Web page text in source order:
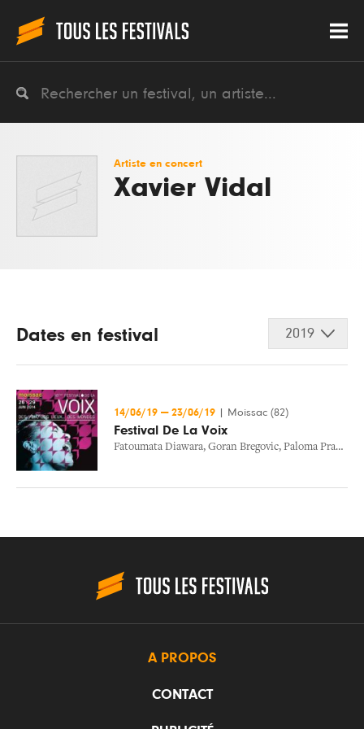
Artiste en concert
Xavier Vidal
Dates en festival 2019
14/06/19 — 23/06/19 Moissac (82)
Festival De La Voix
Fatoumata Diawara, Goran Bregovic, Paloma Pradal
A PROPOS
CONTACT